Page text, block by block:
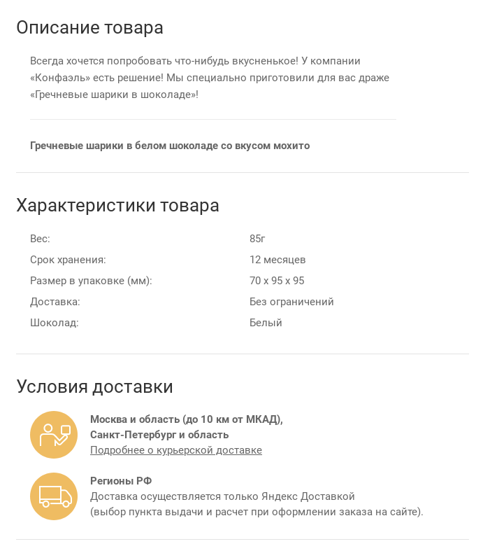
Описание товара
Всегда хочется попробовать что-нибудь вкусненькое! У компании
«Конфаэль» есть решение! Мы специально приготовили для вас драже
«Гречневые шарики в шоколаде»!
Гречневые шарики в белом шоколаде со вкусом мохито
Характеристики товара
Вес:
85г
Срок хранения:
12 месяцев
Размер в упаковке (мм):
70 х 95 х 95
Доставка:
Без ограничений
Шоколад:
Белый
Условия доставки
Москва и область (до 10 км от МКАД),
Санкт-Петербург и область
Подробнее о курьерской доставке
Регионы РФ
Доставка осуществляется только Яндекс Доставкой
(выбор пункта выдачи и расчет при оформлении заказа на сайте).